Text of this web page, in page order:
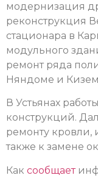
модернизация
реконструкция
стационара в
модульного
ремонт ряда
Няндоме и
В Устьянах
конструкций.
ремонту кровли,
также к замене
Как сообщает